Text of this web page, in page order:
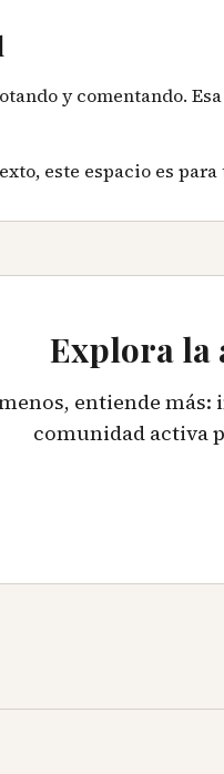
y comentando.
este espacio es
Explora la
entiende
comunidad activa